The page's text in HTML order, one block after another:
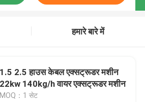
हमारे बारे में
1.5 2.5 हाउस केबल एक्सट्रूडर मशीन
22kw 140kg/h वायर एक्सट्रूडर मशीन
MOQ：1 सेट